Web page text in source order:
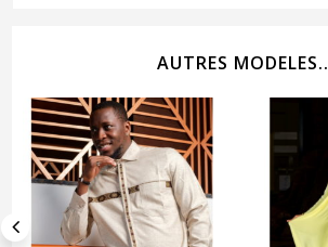
AUTRES MODELES..